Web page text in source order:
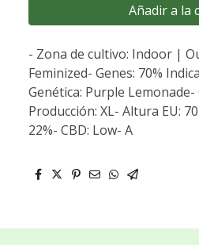
Añadir a la
- Zona de cultivo: Indoor |
Feminized- Genes: 70%
Genética: Purple Lemonade-
Producción: XL- Altura EU:
22%- CBD: Low- A